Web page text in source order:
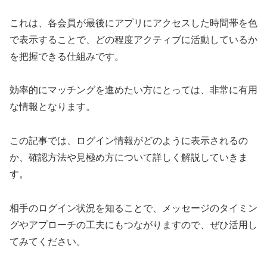
これは、各会員が最後にアプリにアクセスした時間帯を色
で表示することで、どの程度アクティブに活動しているか
を把握できる仕組みです。
効率的にマッチングを進めたい方にとっては、非常に有用
な情報となります。
この記事では、ログイン情報がどのように表示されるの
か、確認方法や見極め方について詳しく解説していきま
す。
相手のログイン状況を知ることで、メッセージのタイミン
グやアプローチの工夫にもつながりますので、ぜひ活用し
てみてください。